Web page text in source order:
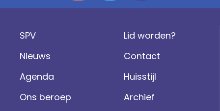
SPV
Nieuws
Agenda
Ons beroep
Lid worden?
Contact
Huisstijl
Archief